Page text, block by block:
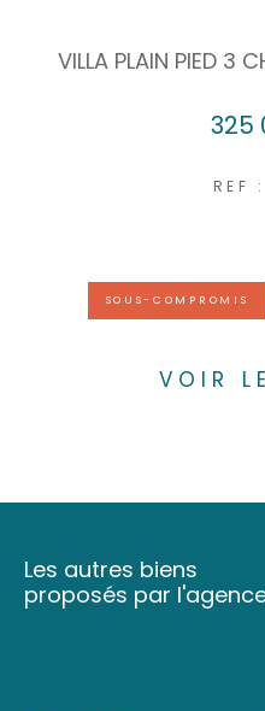
VILLA PLAIN PIED 3
325
REF
SOUS-COMPROMIS
VOIR
Les autres biens
proposés par